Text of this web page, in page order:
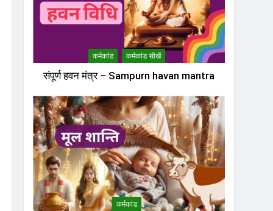
कर्मकांड कर्मकांड सीखें
संपूर्ण हवन मंत्र – Sampurn havan mantra
कर्मकांड